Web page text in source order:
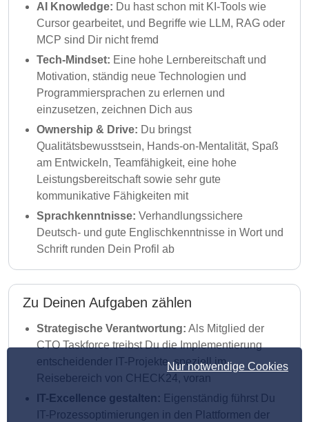
Nur notwendige Cookies
AI Knowledge: Du hast schon mit KI-Tools wie
Cursor gearbeitet, und Begriffe wie LLM, RAG oder
MCP sind Dir nicht fremd
Tech-Mindset: Eine hohe Lernbereitschaft und
Motivation, ständig neue Technologien und
Programmiersprachen zu erlernen und
einzusetzen, zeichnen Dich aus
Ownership & Drive: Du bringst
Qualitätsbewusstsein, Hands-on-Mentalität, Spaß
am Entwickeln, Teamfähigkeit, eine hohe
Leistungsbereitschaft sowie sehr gute
kommunikative Fähigkeiten mit
Sprachkenntnisse: Verhandlungssichere
Deutsch- und gute Englischkenntnisse in Wort und
Schrift runden Dein Profil ab
Zu Deinen Aufgaben zählen
Strategische Verantwortung: Als Mitglied der
CTO Taskforce treibst Du die Implementierung
entscheidender IT-Projekte, speziell im
Reisebereich von CHECK24, voran
IT-Excellence gestalten: Eigenständig führst Du
IT-Prozessoptimierungen in den Plattformen der